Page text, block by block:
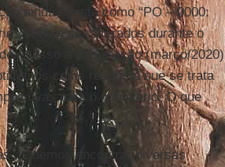
ainda consta como “PO – 0000:
podem ser alterados durante o
Acesso à Informação (março/2020)
como resposta que se trata
para o ministério. O que
podemos encontrar diversas